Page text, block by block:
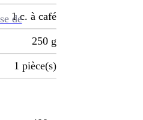
de
1 c. à café
250 g
1 pièce(s)